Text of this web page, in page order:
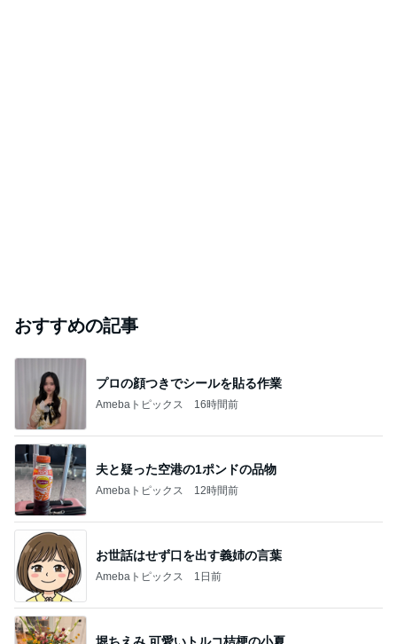
おすすめの記事
プロの顔つきでシールを貼る作業
Amebaトピックス 16時間前
夫と疑った空港の1ポンドの品物
Amebaトピックス 12時間前
お世話はせず口を出す義姉の言葉
Amebaトピックス 1日前
堀ちえみ 可愛いトルコ桔梗の小夏